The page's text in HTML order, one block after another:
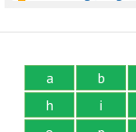
a b
h
i